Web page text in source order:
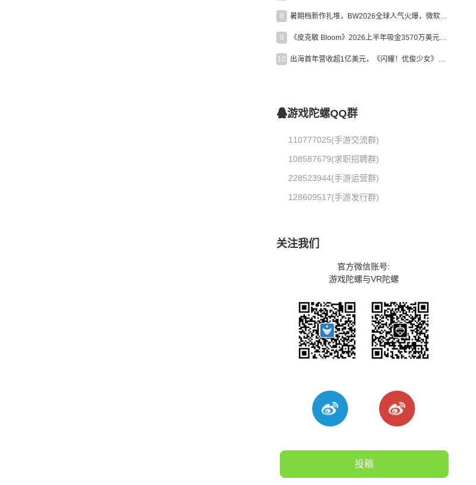
8 暑期档新作扎堆，BW2026全球人气火爆，微软XBOX大裁员|陀螺周报
9 《皮克敏 Bloom》2026上半年吸金3570万美元，中国台湾成最大市场
10 出海首年营收超1亿美元，《闪耀！优俊少女》美国市场占比达七成
游戏陀螺QQ群
110777025(手游交流群)
108587679(求职招聘群)
228523944(手游运营群)
128609517(手游发行群)
关注我们
官方微信账号:
游戏陀螺与VR陀螺
投稿